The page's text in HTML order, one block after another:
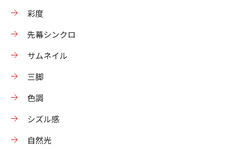
彩度
先幕シンクロ
サムネイル
三脚
色調
シズル感
自然光